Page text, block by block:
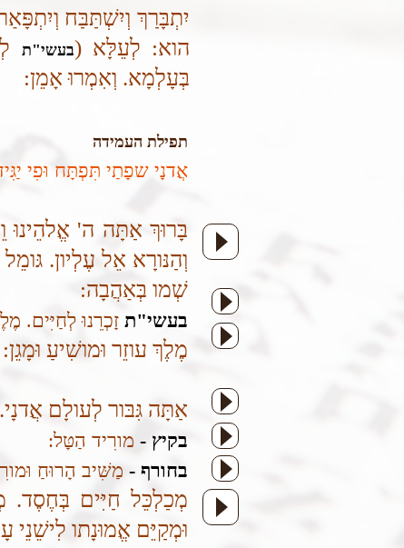
יִתְבָּרַךְ וְיִשְׁתַּבַּח
הוא: לְעֵלָּא (בעשי"ת
בְּעָלְמָא. וְאִמְרוּ אָמֵן:
תפילת העמידה
אֲדנָי שפָתַי תִּפְתָּח וּפִי
בָּרוּךְ אַתָּה ה' אֱלהֵינוּ
וְהַנּורָא אֵל עֶלְיון.
שְׁמו בְּאַהֲבָה:
בעשי"ת זָכְרֵנוּ לְחַיִּים.
מֶלֶךְ עוזֵר וּמושִׁיעַ
אַתָּה גִּבּור לְעולָם
בקיץ - מורִיד הַטָּל:
בחורף - מַשִּׁיב הָרוּחַ
מְכַלְכֵּל חַיִּים בְּחֶסֶד.
וּמְקַיֵּם אֱמוּנָתו לִישֵׁנֵי